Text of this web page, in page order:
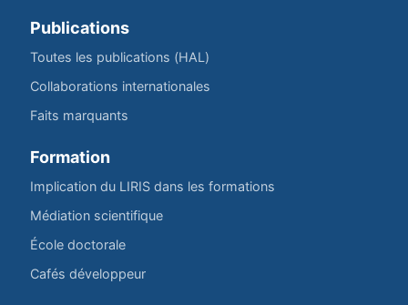
Publications
Toutes les publications (HAL)
Collaborations internationales
Faits marquants
Formation
Implication du LIRIS dans les formations
Médiation scientifique
École doctorale
Cafés développeur